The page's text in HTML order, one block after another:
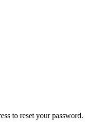
to reset your password.